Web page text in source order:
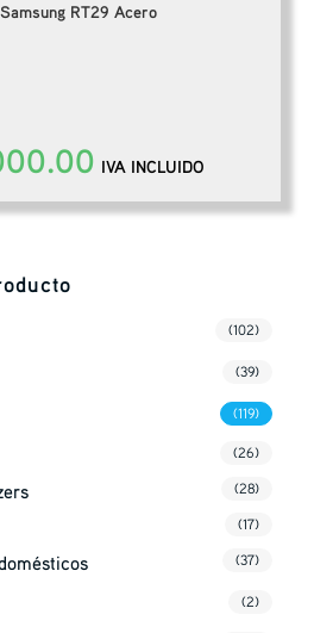
RT29 Acero
IVA INCLUIDO
(102)
(39)
(119)
(26)
(28)
(17)
(37)
(2)